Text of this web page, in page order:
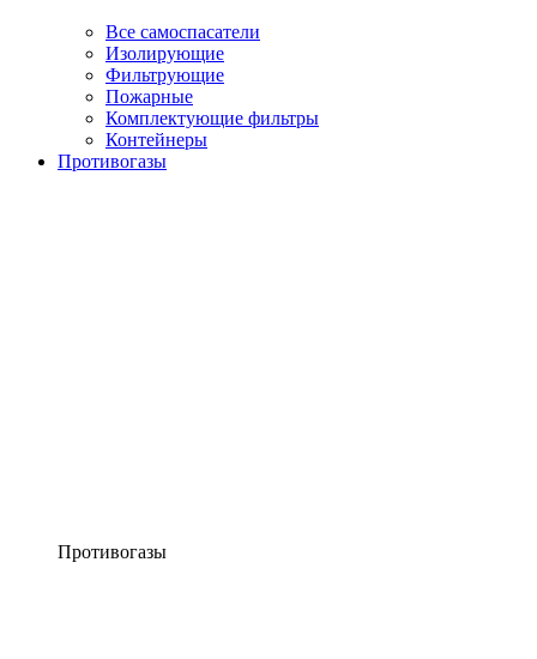
Все самоспасатели
Изолирующие
Фильтрующие
Пожарные
Комплектующие фильтры
Контейнеры
Противогазы
Противогазы